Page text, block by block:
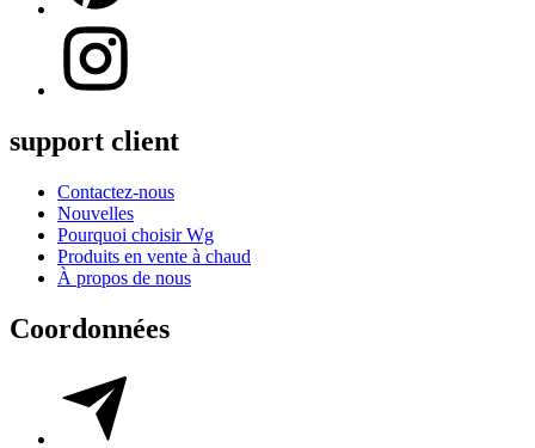
support client
Contactez-nous
Nouvelles
Pourquoi choisir Wg
Produits en vente à chaud
À propos de nous
Coordonnées